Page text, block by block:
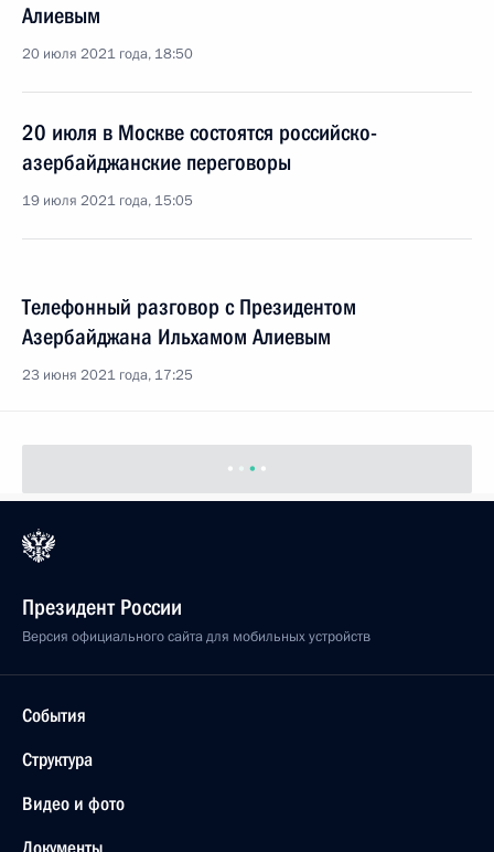
Алиевым
20 июля 2021 года, 18:50
20 июля в Москве состоятся российско-
азербайджанские переговоры
19 июля 2021 года, 15:05
Азербайджана Ильхамом Алиевым
23 июня 2021 года, 17:25
Азербайджана Ильхамом Алиевым
19 мая 2021 года, 17:45
Телефонный разговор с Президентом
Азербайджана Ильхамом Алиевым